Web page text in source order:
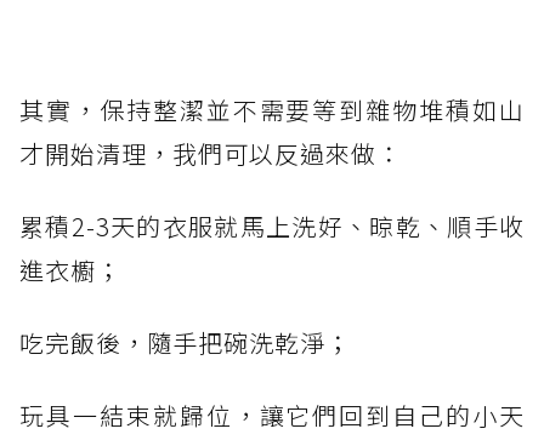
其實，保持整潔並不需要等到雜物堆積如山
才開始清理，我們可以反過來做：
累積2-3天的衣服就馬上洗好、晾乾、順手收
進衣櫥；
吃完飯後，隨手把碗洗乾淨；
玩具一結束就歸位，讓它們回到自己的小天